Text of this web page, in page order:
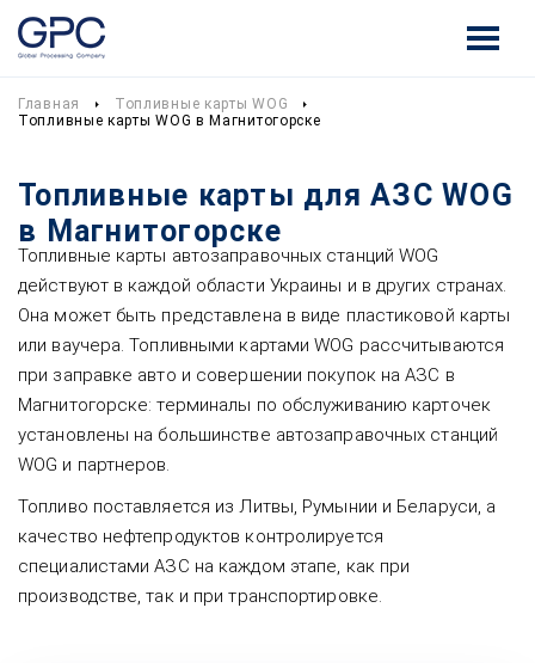
Главная
Топливные карты WOG
Топливные карты WOG в Магнитогорске
Топливные карты для АЗС WOG
в Магнитогорске
Топливные карты автозаправочных станций WOG
действуют в каждой области Украины и в других странах.
Она может быть представлена в виде пластиковой карты
или ваучера. Топливными картами WOG рассчитываются
при заправке авто и совершении покупок на АЗС в
Магнитогорске: терминалы по обслуживанию карточек
установлены на большинстве автозаправочных станций
WOG и партнеров.
Топливо поставляется из Литвы, Румынии и Беларуси, а
качество нефтепродуктов контролируется
специалистами АЗС на каждом этапе, как при
производстве, так и при транспортировке.